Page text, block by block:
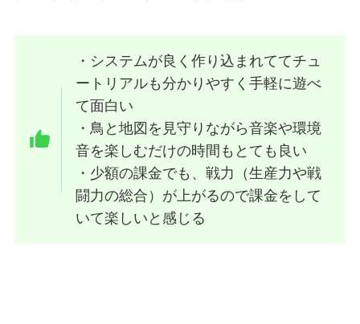
・ システムが良く作り込まれててチュ
ートリアルも分かりやすく手軽に遊べ
て面白い
・鳥と地図を見守りながら音楽や環境
音を楽しむだけの時間もとても良い
・ 少額の課金でも、戦力（生産力や戦
闘力の総合）が上がるので課金をして
いて楽しいと感じる